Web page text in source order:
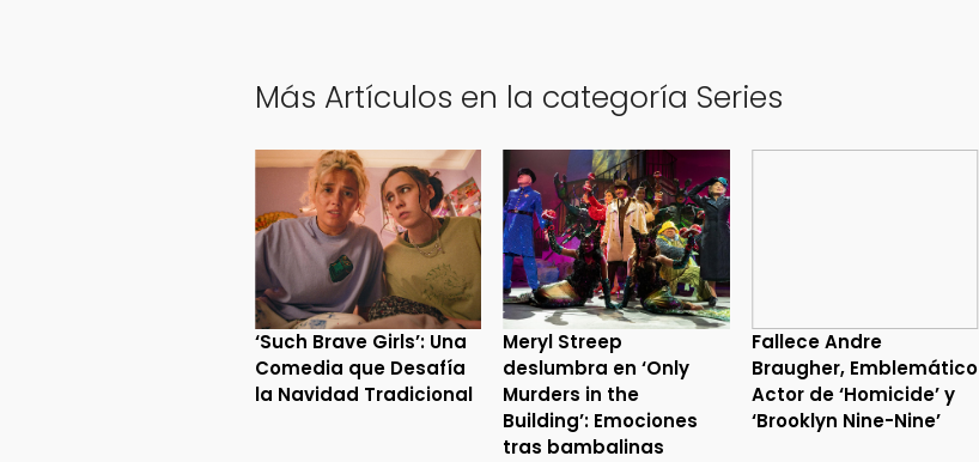
Más Artículos en la categoría Series
‘Such Brave Girls’: Una
Comedia que Desafía
la Navidad Tradicional
Meryl Streep
deslumbra en ‘Only
Murders in the
Building’: Emociones
tras bambalinas
Fallece Andre
Braugher, Emblemático
Actor de ‘Homicide’ y
‘Brooklyn Nine-Nine’